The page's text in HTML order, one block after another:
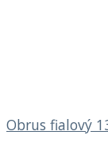
Obrus fialový